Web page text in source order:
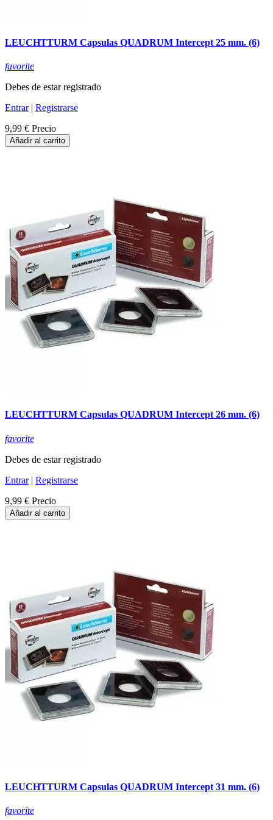
LEUCHTTURM Capsulas QUADRUM Intercept 25 mm. (6)
favorite
Debes de estar registrado
Entrar| Registrarse
9,99 € Precio
Añadir al carrito
LEUCHTTURM Capsulas QUADRUM Intercept 26 mm. (6)
favorite
Debes de estar registrado
Entrar| Registrarse
9,99 € Precio
Añadir al carrito
LEUCHTTURM Capsulas QUADRUM Intercept 31 mm. (6)
favorite